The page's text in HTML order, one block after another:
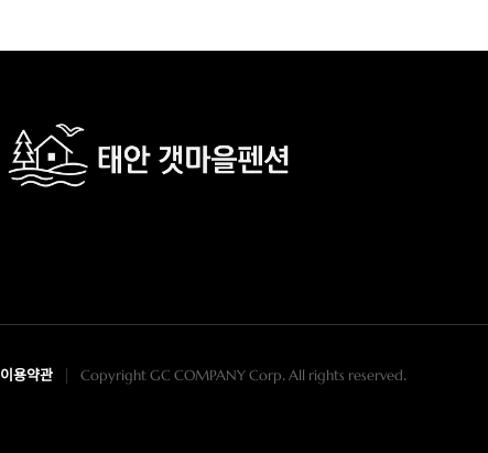
이용약관 Copyright GC COMPANY Corp. All rights reserved.